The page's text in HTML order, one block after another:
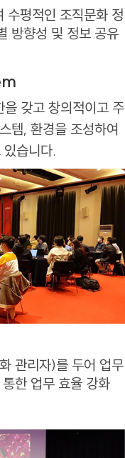
수평적인 조직문화 정
방향성 및 정보 공유
갖고 창의적이고 주
템, 환경을 조성하여
습니다.
관리자)를 두어 업무
한 업무 효율 강화